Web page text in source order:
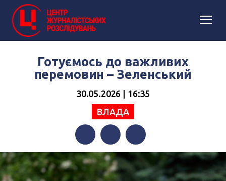
Готуємось до важливих
перемовин – Зеленський
30.05.2026 | 16:35
ВЛАДА
FacebookTwitterTelegram